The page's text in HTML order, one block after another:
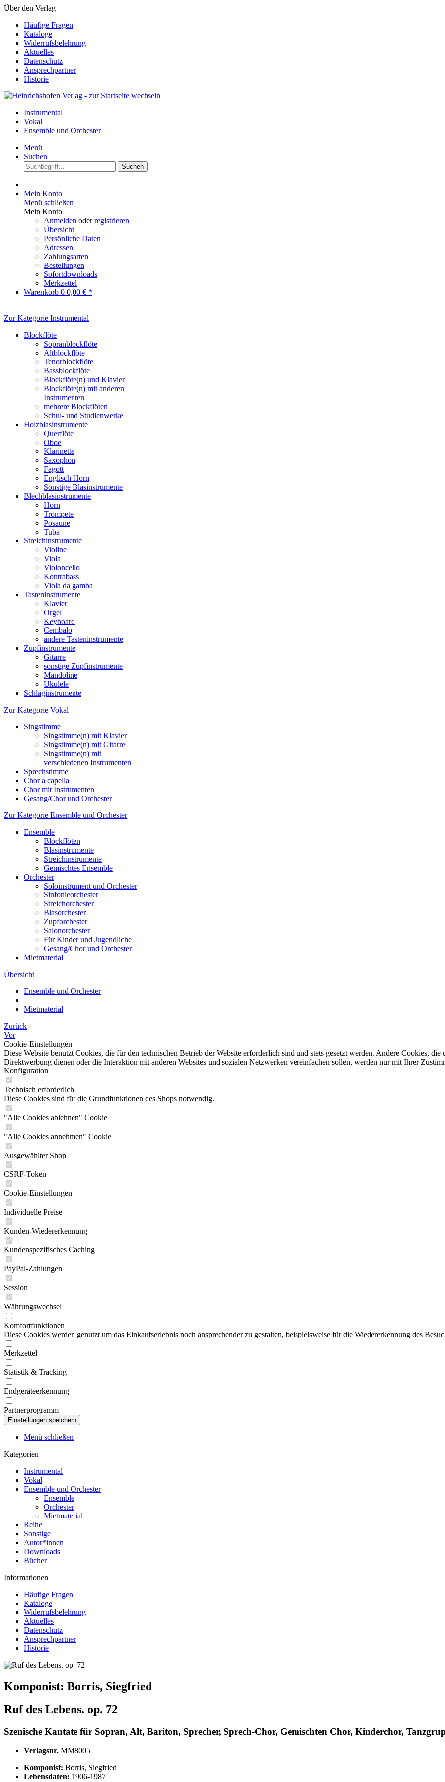
Über den Verlag
Häufige Fragen
Kataloge
Widerrufsbelehrung
Aktuelles
Datenschutz
Ansprechpartner
Historie
Instrumental
Vokal
Ensemble und Orchester
Menü
Suchen
Suchen
Mein Konto
Menü schließen
Mein Konto
Anmelden oderregistrieren
Übersicht
Persönliche Daten
Adressen
Zahlungsarten
Bestellungen
Sofortdownloads
Merkzettel
Warenkorb 0 0,00 € *
Zur Kategorie Instrumental
Blockflöte
Sopranblockflöte
Altblockflöte
Tenorblockflöte
Bassblockflöte
Blockflöte(n) und Klavier
Blockflöte(n) mit anderen
Instrumenten
mehrere Blockflöten
Schul- und Studienwerke
Holzblasinstrumente
Querflöte
Oboe
Klarinette
Saxophon
Fagott
Englisch Horn
Sonstige Blasinstrumente
Blechblasinstrumente
Horn
Trompete
Posaune
Tuba
Streichinstrumente
Violine
Viola
Violoncello
Kontrabass
Viola da gamba
Tasteninstrumente
Klavier
Orgel
Keyboard
Cembalo
andere Tasteninstrumente
Zupfinstrumente
Gitarre
sonstige Zupfinstrumente
Mandoline
Ukulele
Schlaginstrumente
Zur Kategorie Vokal
Singstimme
Singstimme(n) mit Klavier
Singstimme(n) mit Gitarre
Singstimme(n) mit
verschiedenen Instrumenten
Sprechstimme
Chor a capella
Chor mit Instrumenten
Gesang/Chor und Orchester
Zur Kategorie Ensemble und Orchester
Ensemble
Blockflöten
Blasinstrumente
Streichinstrumente
Gemischtes Ensemble
Orchester
Soloinstrument und Orchester
Sinfonieorchester
Streichorchester
Blasorchester
Zupforchester
Salonorchester
Für Kinder und Jugendliche
Gesang/Chor und Orchester
Mietmaterial
Übersicht
Ensemble und Orchester
Mietmaterial
Zurück
Vor
Cookie-Einstellungen
Diese Website benutzt Cookies, die für den technischen Betrieb der Website erforderlich sind und stets gesetzt werden. Andere Cookies,
Direktwerbung dienen oder die Interaktion mit anderen Websites und sozialen Netzwerken vereinfachen sollen, werden nur mit Ihrer
Konfiguration
Technisch erforderlich
Diese Cookies sind für die Grundfunktionen des Shops notwendig.
"Alle Cookies ablehnen" Cookie
"Alle Cookies annehmen" Cookie
Ausgewählter Shop
CSRF-Token
Cookie-Einstellungen
Individuelle Preise
Kunden-Wiedererkennung
Kundenspezifisches Caching
PayPal-Zahlungen
Session
Währungswechsel
Komfortfunktionen
Diese Cookies werden genutzt um das Einkaufserlebnis noch ansprechender zu gestalten, beispielsweise für die Wiedererkennung des
Merkzettel
Statistik & Tracking
Endgeräteerkennung
Partnerprogramm
Menü schließen
Kategorien
Instrumental
Vokal
Ensemble und Orchester
Ensemble
Orchester
Mietmaterial
Reihe
Sonstige
Autor*innen
Downloads
Bücher
Informationen
Häufige Fragen
Kataloge
Widerrufsbelehrung
Aktuelles
Datenschutz
Ansprechpartner
Historie
Komponist: Borris, Siegfried
Ruf des Lebens. op. 72
Szenische Kantate für Sopran, Alt, Bariton, Sprecher, Sprech-Chor, Gemischten Chor, Kinderchor,
Verlagsnr. MM8005
Komponist: Borris, Siegfried
Lebensdaten: 1906-1987